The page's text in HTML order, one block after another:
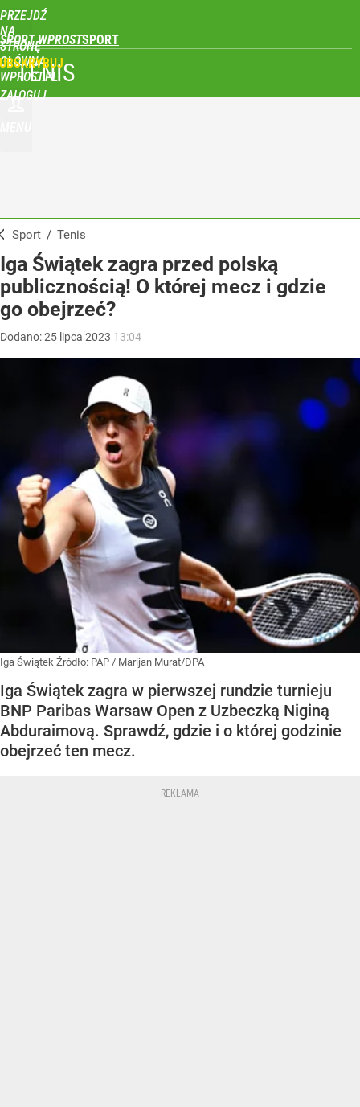
PRZEJDŹ
NA
STRONĘ
GŁÓWNĄ
WPROST.PL
SPORT WPROST
ZALOGUJ
TENIS
Sport / Tenis
Iga Świątek zagra przed polską
publicznością! O której mecz i gdzie
go obejrzeć?
Dodano:25 lipca 2023 13:04
Iga Świątek Źródło: PAP / Marijan Murat/DPA
Iga Świątek zagra w pierwszej rundzie turnieju
BNP Paribas Warsaw Open z Uzbeczką Niginą
Abduraimovą. Sprawdź, gdzie i o której godzinie
obejrzeć ten mecz.